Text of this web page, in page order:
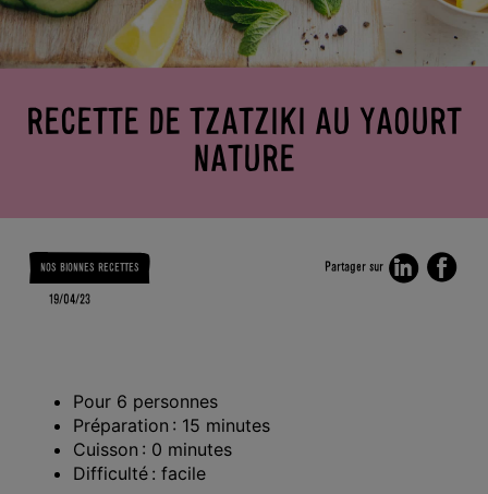
SKYRS
ENFANTS
ACTUS
LA BIO
KEZAKO
?
LES
GESTES
DERRIÈRE
RECETTE DE TZATZIKI AU YAOURT
NATURE
NOS BIONNES RECETTES
Partager sur
19/04/23
Pour 6 personnes
Préparation : 15 minutes
Cuisson : 0 minutes
Difficulté : facile